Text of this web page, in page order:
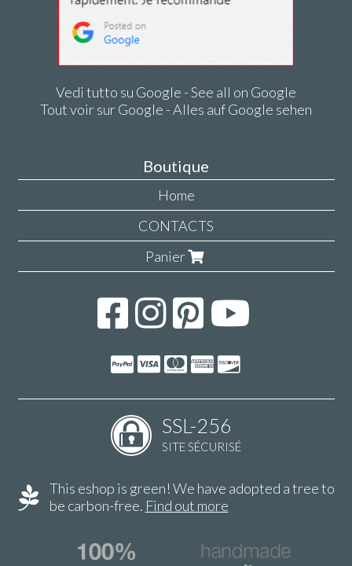
Vedi tutto su Google - See all on Google
Tout voir sur Google - Alles auf Google sehen
Boutique
Home
CONTACTS
Panier
SSL-256
SITE SÉCURISÉ
This eshop is green! We have adopted a tree to
be carbon-free. Find out more